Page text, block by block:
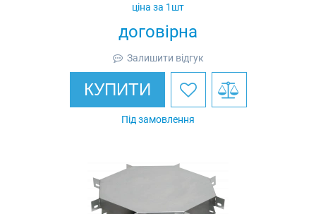
договірна
ціна за 1шт
Залишити відгук
КУПИТИ
Під замовлення